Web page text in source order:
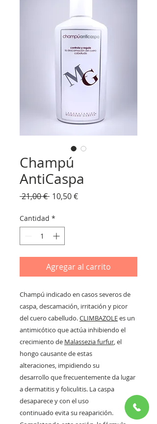
Champú
AntiCaspa
21,00 € Precio
10,50 €Precio
Cantidad *
Agregar al carrito
Champú indicado en casos severos de
caspa, descamación, irritación y picor
del cuero cabelludo.CLIMBAZOLEes un
antimicótico que actúa inhibiendo el
crecimiento de Malassezia furfur, el
hongo causante de estas
alteraciones, impidiendo su
desarrollo que frecuentemente da lugar
a dermatitis y foliculitis. La caspa
desaparece y con el uso
continuado evita su reaparición.